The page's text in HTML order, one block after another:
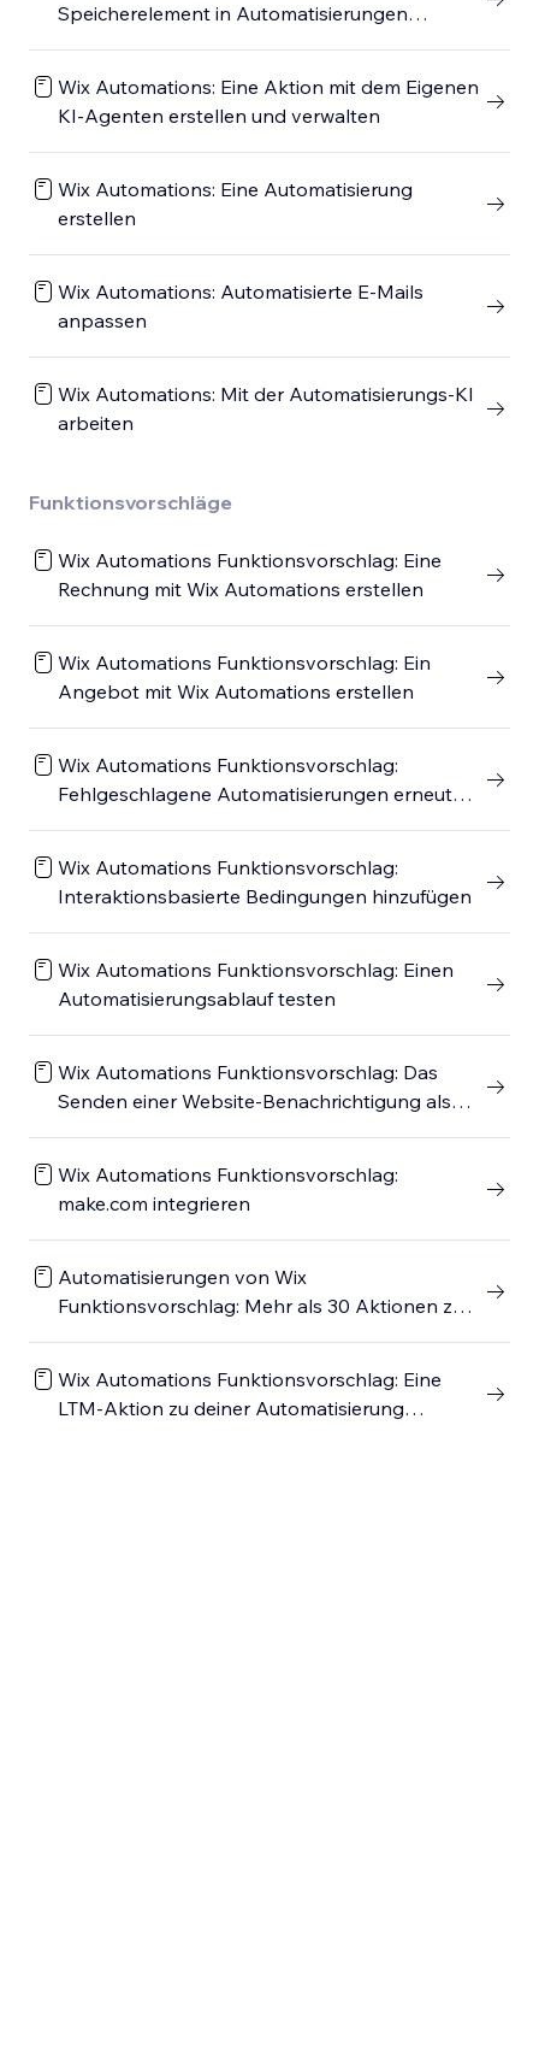
Speicherelement in Automatisierungen
Wix Automations: Eine Aktion mit dem Eigenen
KI-Agenten erstellen und verwalten
Wix Automations: Eine Automatisierung
erstellen
Wix Automations: Automatisierte E-Mails
anpassen
Wix Automations: Mit der Automatisierungs-KI
arbeiten
Funktionsvorschläge
Wix Automations Funktionsvorschlag: Eine
Rechnung mit Wix Automations erstellen
Wix Automations Funktionsvorschlag: Ein
Angebot mit Wix Automations erstellen
Wix Automations Funktionsvorschlag:
Fehlgeschlagene Automatisierungen erneut
Wix Automations Funktionsvorschlag:
Interaktionsbasierte Bedingungen hinzufügen
Wix Automations Funktionsvorschlag: Einen
Automatisierungsablauf testen
Wix Automations Funktionsvorschlag: Das
Senden einer Website-Benachrichtigung als
Wix Automations Funktionsvorschlag:
make.com integrieren
Automatisierungen von Wix
Funktionsvorschlag: Mehr als 30 Aktionen zu
Wix Automations Funktionsvorschlag: Eine
LTM-Aktion zu deiner Automatisierung